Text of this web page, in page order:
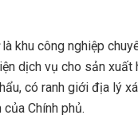
là khu công nghiệp
dịch vụ cho sản xuất
có ranh giới địa lý
Chính phủ.